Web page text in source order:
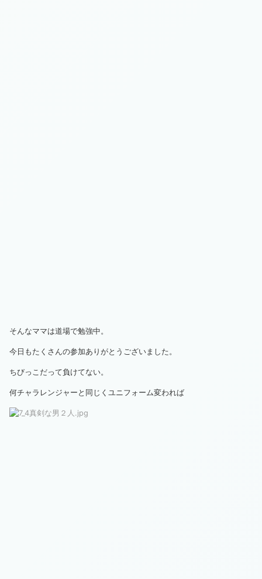
そんなママは道場で勉強中。
今日もたくさんの参加ありがとうございました。
ちびっこだって負けてない。
何チャラレンジャーと同じくユニフォーム変われば